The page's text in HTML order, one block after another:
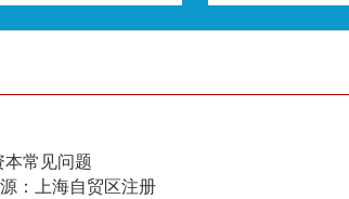
常见问题
：上海自贸区注册